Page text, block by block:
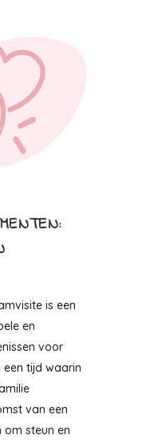
is een
en
voor
een tijd waarin
van een
om steun en